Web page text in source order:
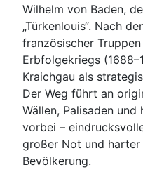
Wilhelm von Baden,
„Türkenlouis“. Nach
französischer
Erbfolgekriegs
Kraichgau als
Der Weg führt an
Wällen, Palisaden
vorbei –
großer Not und
Bevölkerung.